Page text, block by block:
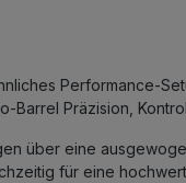
Performance-
Präzision,
über eine
für eine